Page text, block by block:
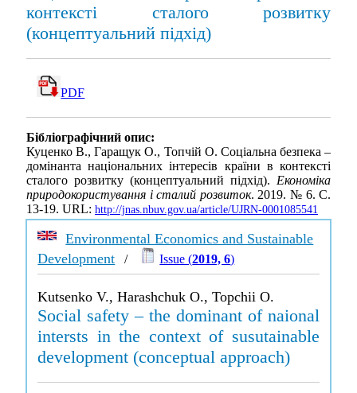
контексті сталого розвитку
(концептуальний підхід)
PDF
Бібліографічний опис:
Куценко В., Гаращук О., Топчій О. Соціальна безпека –
домінанта національних інтересів країни в контексті
сталого розвитку (концептуальний підхід). Економіка
природокористування і сталий розвиток. 2019. № 6. С.
13-19. URL: http://jnas.nbuv.gov.ua/article/UJRN-0001085541
Environmental Economics and Sustainable
Development / Issue (2019, 6)
Kutsenko V., Harashchuk O., Topchii O.
Social safety – the dominant of naional
intersts in the context of susutainable
development (conceptual approach)